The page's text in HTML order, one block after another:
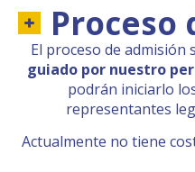
Proceso
El proceso de admisión
guiado por nuestro
podrán iniciarlo
representantes
Actualmente no tiene